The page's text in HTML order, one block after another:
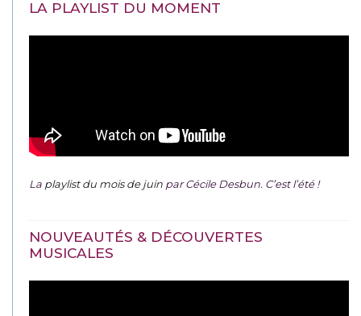
LA PLAYLIST DU MOMENT
La playlist du mois de juin par Cécile Desbun. C’est l’été !
NOUVEAUTÉS & DÉCOUVERTES
MUSICALES